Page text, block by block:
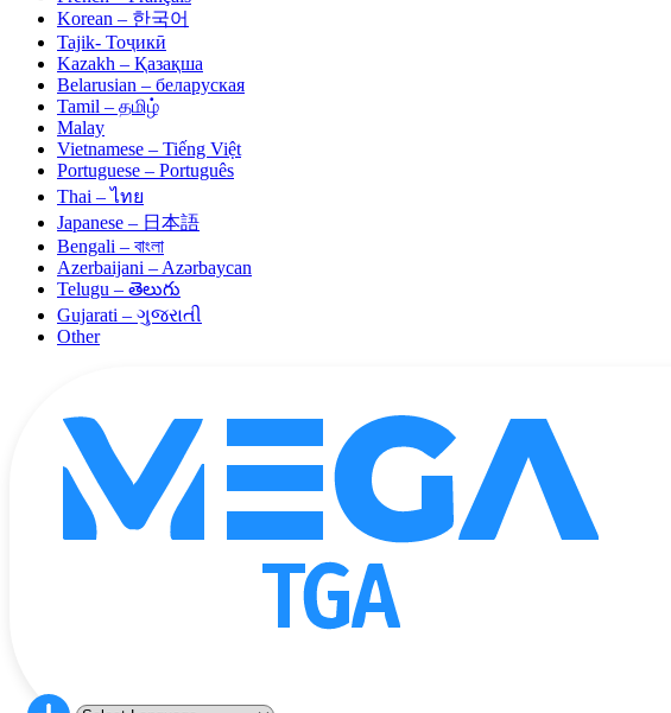
Korean – 한국어
Tajik- Тоҷикӣ
Kazakh – Қазақша
Belarusian – беларуская
Tamil – தமிழ்
Malay
Vietnamese – Tiếng Việt
Portuguese – Português
Thai – ไทย
Japanese – 日本語
Bengali – বাংলা
Azerbaijani – Azərbaycan
Telugu – తెలుగు
Gujarati – ગુજરાતી
Other